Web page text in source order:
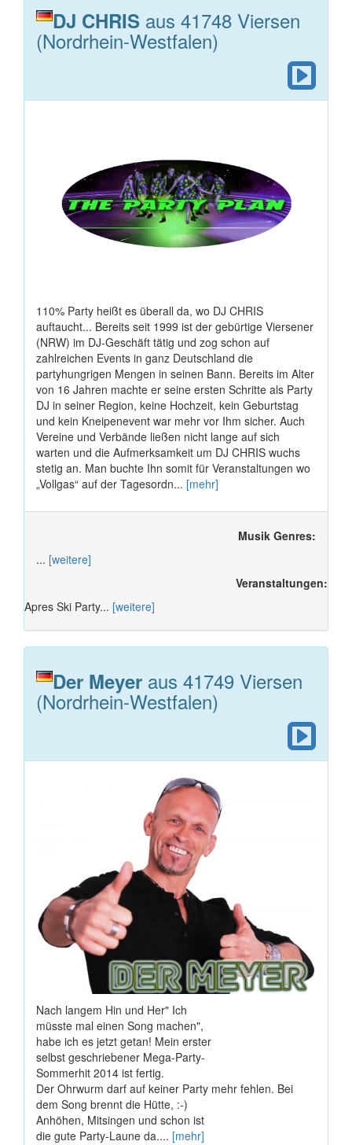
DJ CHRIS aus 41748 Viersen
(Nordrhein-Westfalen)
110% Party heißt es überall da, wo DJ CHRIS
auftaucht... Bereits seit 1999 ist der gebürtige Viersener
(NRW) im DJ-Geschäft tätig und zog schon auf
zahlreichen Events in ganz Deutschland die
partyhungrigen Mengen in seinen Bann. Bereits im Alter
von 16 Jahren machte er seine ersten Schritte als Party
DJ in seiner Region, keine Hochzeit, kein Geburtstag
und kein Kneipenevent war mehr vor Ihm sicher. Auch
Vereine und Verbände ließen nicht lange auf sich
warten und die Aufmerksamkeit um DJ CHRIS wuchs
stetig an. Man buchte Ihn somit für Veranstaltungen wo
„Vollgas“ auf der Tagesordn... [mehr]
Musik Genres:
... [weitere]
Veranstaltungen:
Apres Ski Party... [weitere]
Der Meyer aus 41749 Viersen
(Nordrhein-Westfalen)
Nach langem Hin und Her" Ich
müsste mal einen Song machen",
habe ich es jetzt getan! Mein erster
selbst geschriebener Mega-Party-
Sommerhit 2014 ist fertig.
Der Ohrwurm darf auf keiner Party mehr fehlen. Bei
dem Song brennt die Hütte, :-)
Anhöhen, Mitsingen und schon ist
die gute Party-Laune da.... [mehr]